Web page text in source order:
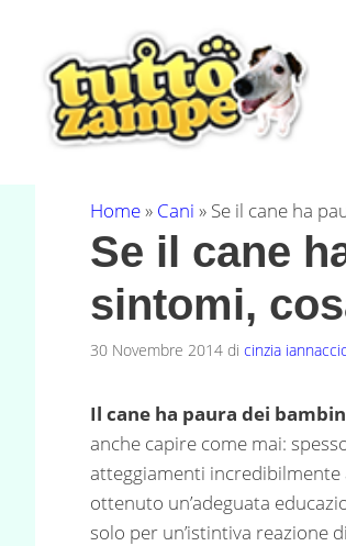
contenuto
Home» Cani » Se il cane ha
Se il cane
sintomi,
30 Novembre 2014 di cinzia
Il cane ha paura dei
anche capire come mai:
atteggiamenti incredibilmente
ottenuto un’adeguata
solo per un’istintiva reazione